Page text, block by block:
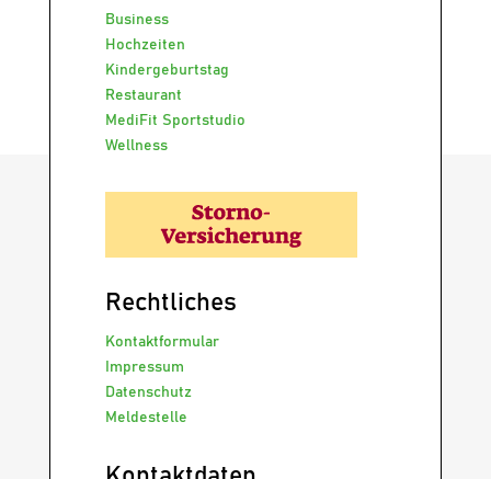
Business
Hochzeiten
Kindergeburtstag
Restaurant
MediFit Sportstudio
Wellness
Rechtliches
Kontaktformular
Impressum
Datenschutz
Meldestelle